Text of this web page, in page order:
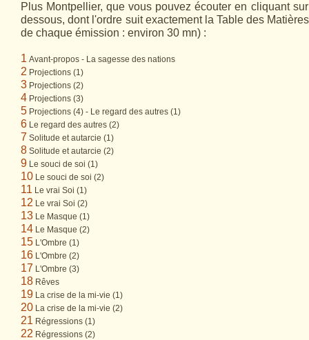
Plus Montpellier, que vous pouvez écouter en cliquant
dessous, dont l'ordre suit exactement la Table des
de chaque émission : environ 30 mn) :
1 Avant-propos - La sagesse des nations
2 Projections (1)
3 Projections (2)
4 Projections (3)
5 Projections (4) - Le regard des autres (1)
6 Le regard des autres (2)
7 Solitude et autarcie (1)
8 Solitude et autarcie (2)
9 Le souci de soi (1)
10 Le souci de soi (2)
11 Le vrai Soi (1)
12 Le vrai Soi (2)
13 Le Masque (1)
14 Le Masque (2)
15 L'Ombre (1)
16 L'Ombre (2)
17 L'Ombre (3)
18 Rêves
19 La crise de la mi-vie (1)
20 La crise de la mi-vie (2)
21 Régressions (1)
22 Régressions (2)